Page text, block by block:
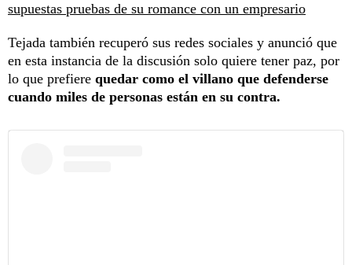
supuestas pruebas de su romance con un empresario
Tejada también recuperó sus redes sociales y anunció que
en esta instancia de la discusión solo quiere tener paz, por
lo que prefiere quedar como el villano que defenderse
cuando miles de personas están en su contra.